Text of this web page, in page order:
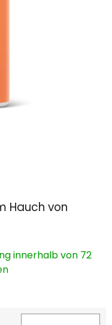
Hauch von
innerhalb von 72